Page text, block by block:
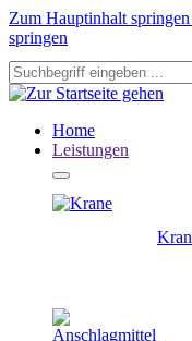
Zum Hauptinhalt springen
springen
Home
Leistungen